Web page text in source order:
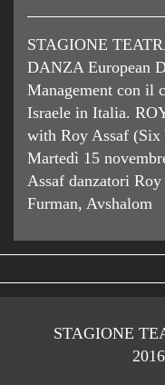
STAGIONE
DANZA European
Management con il
Israele in Italia.
with Roy Assaf
Martedì 15
Assaf danzatori
Furman, Avshalom
STAGIONE